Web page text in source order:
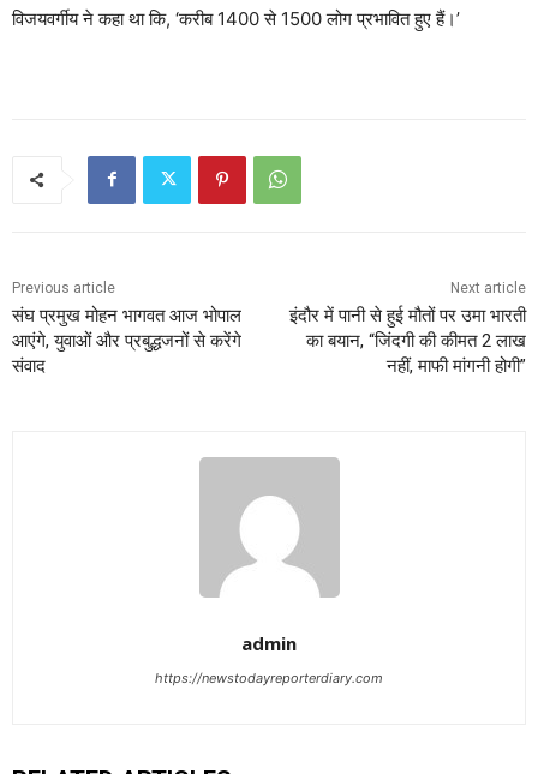
विजयवर्गीय ने कहा था कि, ‘करीब 1400 से 1500 लोग प्रभावित हुए हैं।’
Previous article
संघ प्रमुख मोहन भागवत आज भोपाल
आएंगे, युवाओं और प्रबुद्धजनों से करेंगे
संवाद
Next article
इंदौर में पानी से हुई मौतों पर उमा भारती
का बयान, “जिंदगी की कीमत 2 लाख
नहीं, माफी मांगनी होगी”
admin
https://newstodayreporterdiary.com